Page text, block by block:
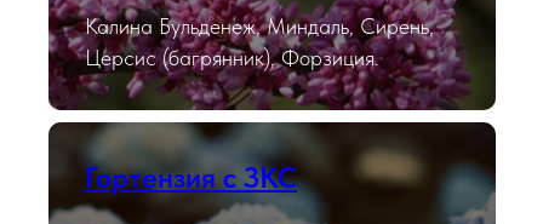
Калина Бульденеж, Миндаль, Сирень,
Церсис (багрянник), Форзиция.
Гортензия с ЗКС